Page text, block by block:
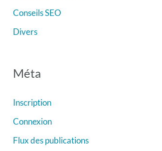
Conseils SEO
Divers
Méta
Inscription
Connexion
Flux des publications